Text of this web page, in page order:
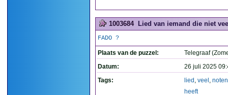
1003684 Lied van iemand die niet
FADO ?
Plaats van de puzzel:
Telegraaf
Datum:
26 juli 2025
Tags:
lied , veel , noten
heeft